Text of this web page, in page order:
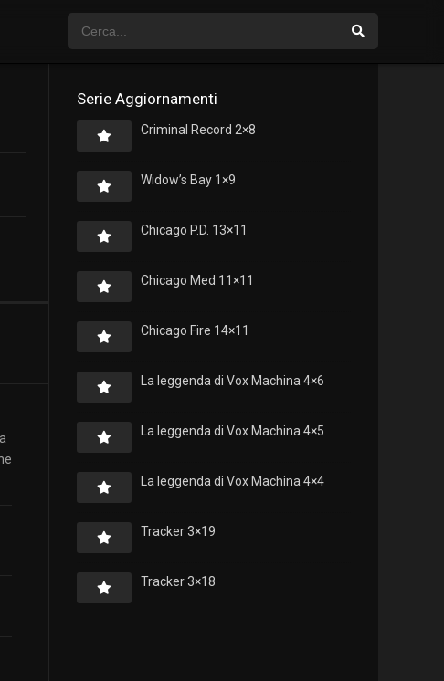
Serie Aggiornamenti
Criminal Record 2×8
Widow’s Bay 1×9
Chicago P.D. 13×11
Chicago Med 11×11
Chicago Fire 14×11
La leggenda di Vox Machina 4×6
La leggenda di Vox Machina 4×5
La leggenda di Vox Machina 4×4
Tracker 3×19
Tracker 3×18